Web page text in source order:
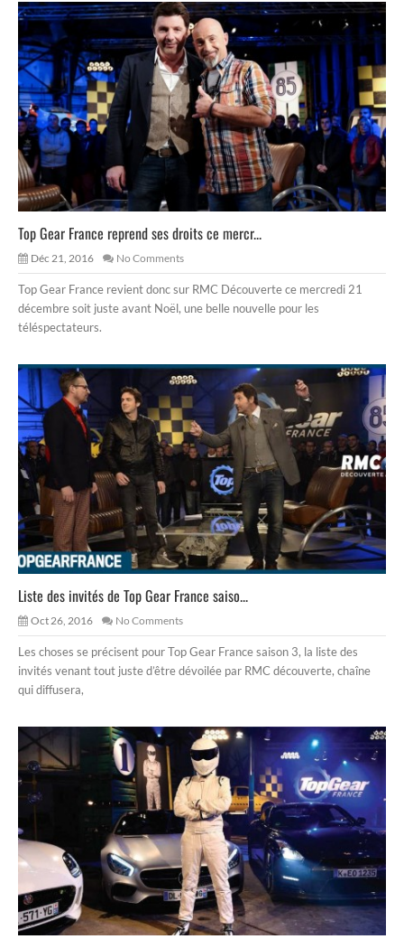
Top Gear France reprend ses droits ce mercr...
Déc 21, 2016 No Comments
Top Gear France revient donc sur RMC Découverte ce mercredi 21
décembre soit juste avant Noël, une belle nouvelle pour les
téléspectateurs.
Liste des invités de Top Gear France saiso...
Oct 26, 2016 No Comments
Les choses se précisent pour Top Gear France saison 3, la liste des
invités venant tout juste d’être dévoilée par RMC découverte, chaîne
qui diffusera,